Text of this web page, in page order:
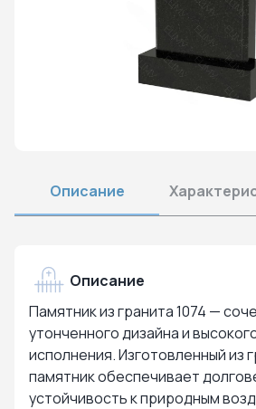
Описание
Описание
Памятник из гранита 1074 —
утонченного дизайна и
исполнения. Изготовленный из
памятник обеспечивает
устойчивость к природным